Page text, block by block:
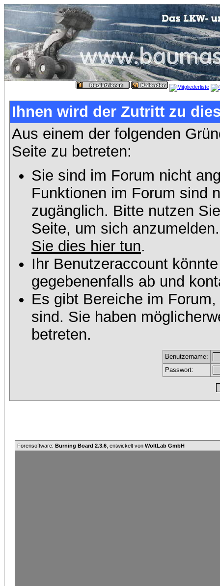
Ihnen wird der Zutritt zu
Aus einem der folgenden
Seite zu betreten:
Sie sind im Forum nicht
Funktionen im Forum sind
zugänglich. Bitte nutzen
Seite, um sich
Sie dies hier tun.
Ihr Benutzeraccount
gegebenenfalls ab und
Es gibt Bereiche im
sind. Sie haben
betreten.
Benutzername:
Passwort:
Forensoftware: Burning Board 2.3.6 , entwickelt von WoltLab GmbH